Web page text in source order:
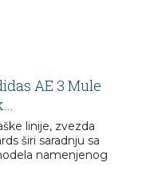
AE 3 Mule
linije, zvezda
širi saradnju sa
namenjenog